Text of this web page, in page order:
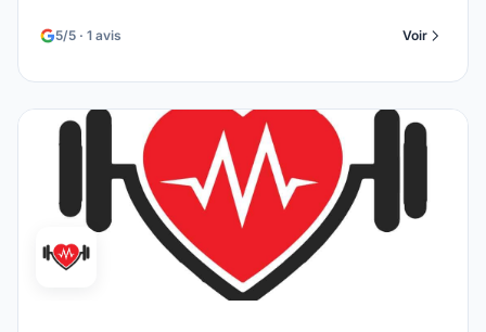
5/5 · 1 avis Voir